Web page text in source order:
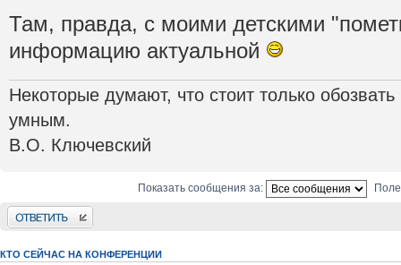
Там, правда, с моими детскими
информацию актуальной
Некоторые думают, что стоит только
умным.
В.О. Ключевский
Показать сообщения за:
Ответить
КТО СЕЙЧАС НА КОНФЕРЕНЦИИ